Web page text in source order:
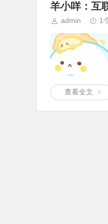
羊小咩：互
admin 1
查看全文